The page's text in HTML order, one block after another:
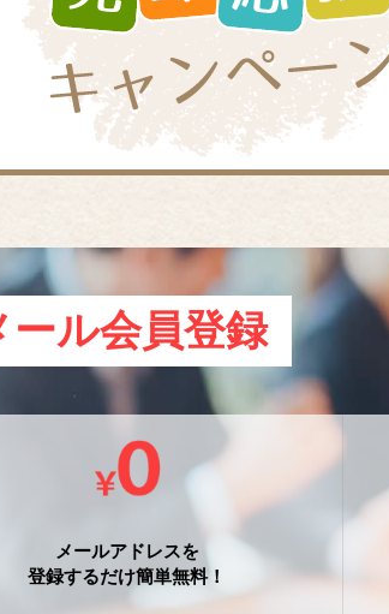
ール会員登録
メールアドレスを
登録するだけ簡単無料！